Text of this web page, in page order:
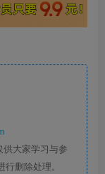
大家学习与参
行删除处理。